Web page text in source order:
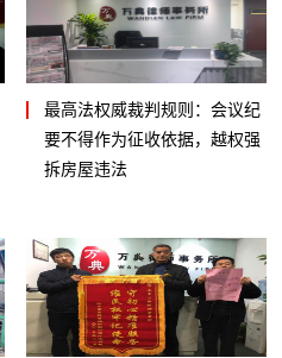
最高法权威裁判规则：会议纪
要不得作为征收依据，越权强
拆房屋违法